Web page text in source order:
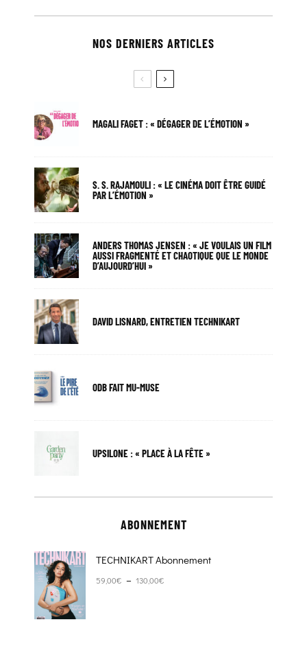
NOS DERNIERS ARTICLES
MAGALI FAGET : « DÉGAGER DE L’ÉMOTION »
S. S. RAJAMOULI : « LE CINÉMA DOIT ÊTRE GUIDÉ
PAR L’ÉMOTION »
ANDERS THOMAS JENSEN : « JE VOULAIS UN FILM
AUSSI FRAGMENTÉ ET CHAOTIQUE QUE LE MONDE
D’AUJOURD’HUI »
DAVID LISNARD, ENTRETIEN TECHNIKART
ODB FAIT MU-MUSE
UPSILONE : « PLACE À LA FÊTE »
ABONNEMENT
TECHNIKART Abonnement
59,00€ – 130,00€